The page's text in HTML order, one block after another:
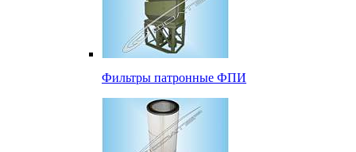
Фильтры патронные ФПИ